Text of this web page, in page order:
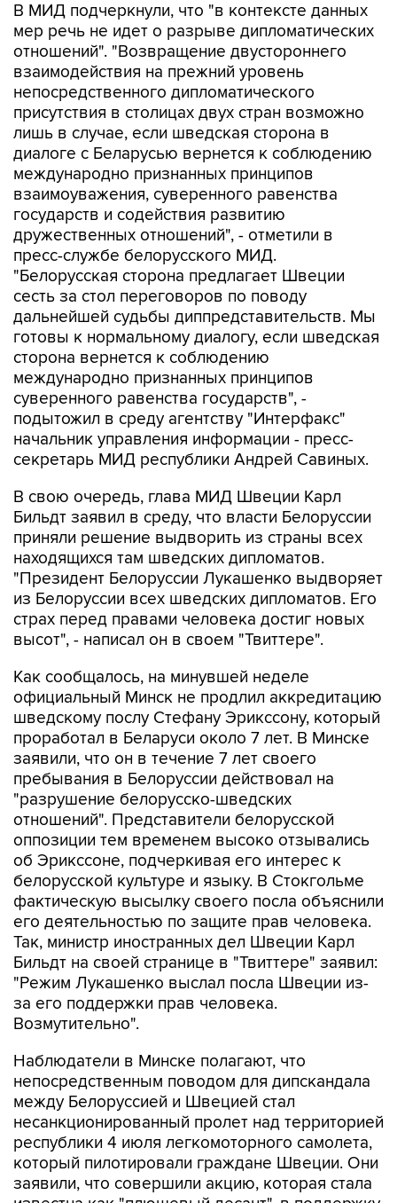
В МИД подчеркнули, что "в контексте данных
мер речь не идет о разрыве дипломатических
отношений". "Возвращение двустороннего
взаимодействия на прежний уровень
непосредственного дипломатического
присутствия в столицах двух стран возможно
лишь в случае, если шведская сторона в
диалоге с Беларусью вернется к соблюдению
международно признанных принципов
взаимоуважения, суверенного равенства
государств и содействия развитию
дружественных отношений", - отметили в
пресс-службе белорусского МИД.
"Белорусская сторона предлагает Швеции
сесть за стол переговоров по поводу
дальнейшей судьбы диппредставительств. Мы
готовы к нормальному диалогу, если шведская
сторона вернется к соблюдению
международно признанных принципов
суверенного равенства государств", -
подытожил в среду агентству "Интерфакс"
начальник управления информации - пресс-
секретарь МИД республики Андрей Савиных.
В свою очередь, глава МИД Швеции Карл
Бильдт заявил в среду, что власти Белоруссии
приняли решение выдворить из страны всех
находящихся там шведских дипломатов.
"Президент Белоруссии Лукашенко выдворяет
из Белоруссии всех шведских дипломатов. Его
страх перед правами человека достиг новых
высот", - написал он в своем "Твиттере".
Как сообщалось, на минувшей неделе
официальный Минск не продлил аккредитацию
шведскому послу Стефану Эрикссону, который
проработал в Беларуси около 7 лет. В Минске
заявили, что он в течение 7 лет своего
пребывания в Белоруссии действовал на
"разрушение белорусско-шведских
отношений". Представители белорусской
оппозиции тем временем высоко отзывались
об Эрикссоне, подчеркивая его интерес к
белорусской культуре и языку. В Стокгольме
фактическую высылку своего посла объяснили
его деятельностью по защите прав человека.
Так, министр иностранных дел Швеции Карл
Бильдт на своей странице в "Твиттере" заявил:
"Режим Лукашенко выслал посла Швеции из-
за его поддержки прав человека.
Возмутительно".
Наблюдатели в Минске полагают, что
непосредственным поводом для дипскандала
между Белоруссией и Швецией стал
несанкционированный пролет над территорией
республики 4 июля легкомоторного самолета,
который пилотировали граждане Швеции. Они
заявили, что совершили акцию, которая стала